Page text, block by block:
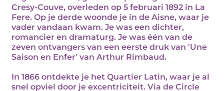
Cresy-Couve, overleden op 5 februari 1892 in La
Fere. Op je derde woonde je in de Aisne, waar je
vader vandaan kwam. Je was een dichter,
romancier en dramaturg. Je was één van de
zeven ontvangers van een eerste druk van 'Une
Saison en Enfer' van Arthur Rimbaud.
In 1866 ontdekte je het Quartier Latin, waar je al
snel opviel door je excentriciteit. Via de Circle